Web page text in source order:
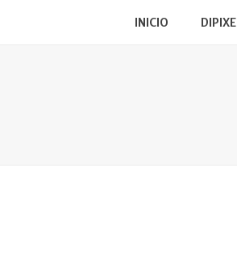
INICIO